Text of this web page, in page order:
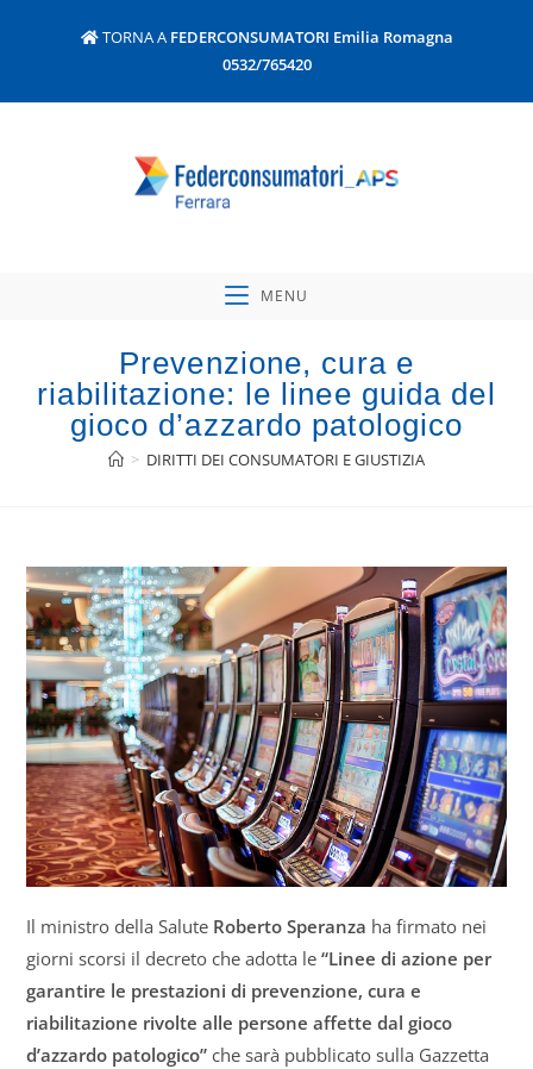
TORNA A FEDERCONSUMATORI Emilia Romagna
0532/765420
MENU
Prevenzione, cura e
riabilitazione: le linee guida del
gioco d’azzardo patologico
> DIRITTI DEI CONSUMATORI E GIUSTIZIA
Il ministro della Salute Roberto Speranza ha firmato nei
giorni scorsi il decreto che adotta le“Linee di azione per
garantire le prestazioni di prevenzione, cura e
riabilitazione rivolte alle persone affette dal gioco
d’azzardo patologico” che sarà pubblicato sulla Gazzetta